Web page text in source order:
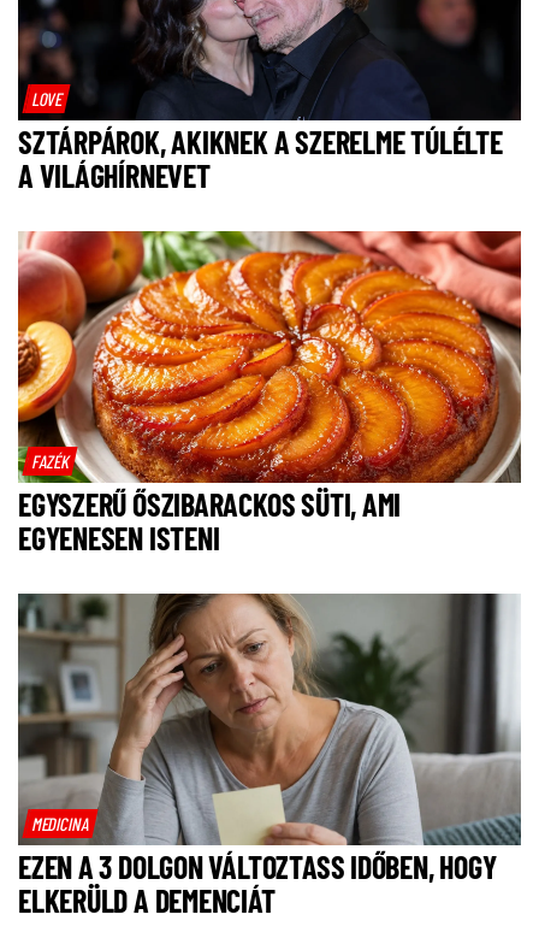
LOVE
SZTÁRPÁROK, AKIKNEK A SZERELME TÚLÉLTE
A VILÁGHÍRNEVET
FAZÉK
EGYSZERŰ ŐSZIBARACKOS SÜTI, AMI
EGYENESEN ISTENI
MEDICINA
EZEN A 3 DOLGON VÁLTOZTASS IDŐBEN, HOGY
ELKERÜLD A DEMENCIÁT